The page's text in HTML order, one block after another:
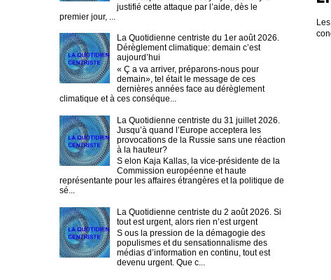
justifié cette attaque par l’aide, dès le
premier jour, ...
La Quotidienne centriste du 1er août 2026.
Dérèglement climatique: demain c’est
aujourd’hui
« Ç a va arriver, préparons-nous pour
demain», tel était le message de ces
dernières années face au dérèglement
climatique et à ces conséque...
La Quotidienne centriste du 31 juillet 2026.
Jusqu’à quand l’Europe acceptera les
provocations de la Russie sans une réaction
à la hauteur?
S elon Kaja Kallas, la vice-présidente de la
Commission européenne et haute
représentante pour les affaires étrangères et la politique de
sé...
La Quotidienne centriste du 2 août 2026. Si
tout est urgent, alors rien n’est urgent
S ous la pression de la démagogie des
populismes et du sensationnalisme des
médias d’information en continu, tout est
devenu urgent. Que c...